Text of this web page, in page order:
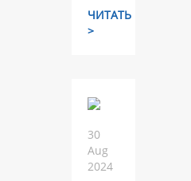
ЧИТАТЬ
>
30
Aug
2024